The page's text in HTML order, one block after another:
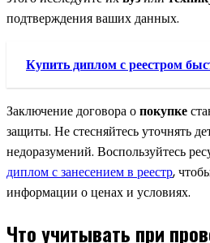
подтверждения ваших данных.
Купить диплом с реестром
Заключение договора опокупке
защиты. Не стесняйтесь уточнять
недоразумений. Воспользуйтесь
диплом с занесением в реестр,
информации о ценах и условиях.
Что учитывать при